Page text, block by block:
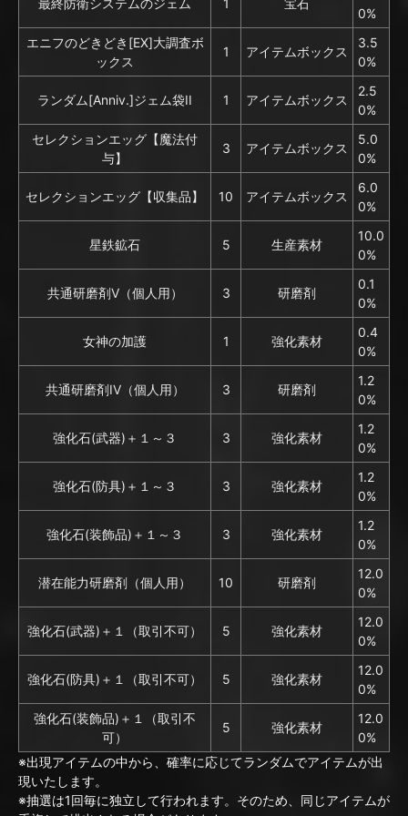
0%
エニフのどきどき[EX]大調査ボ
ックス
1 アイテムボックス
3.5
0%
ランダム[Anniv.]ジェム袋II 1 アイテムボックス
2.5
0%
セレクションエッグ【魔法付
与】
3 アイテムボックス
5.0
0%
セレクションエッグ【収集品】 10 アイテムボックス
6.0
0%
星鉄鉱石 5 生産素材
10.0
0%
共通研磨剤V（個人用） 3 研磨剤
0.1
0%
女神の加護 1 強化素材
0.4
0%
共通研磨剤IV（個人用） 3 研磨剤
1.2
0%
強化石(武器)＋１～３ 3 強化素材
1.2
0%
強化石(防具)＋１～３ 3 強化素材
1.2
0%
強化石(装飾品)＋１～３ 3 強化素材
1.2
0%
潜在能力研磨剤（個人用） 10 研磨剤
12.0
0%
強化石(武器)＋１（取引不可） 5 強化素材
12.0
0%
強化石(防具)＋１（取引不可） 5 強化素材
12.0
0%
強化石(装飾品)＋１（取引不
可）
5 強化素材
12.0
0%
※出現アイテムの中から、確率に応じてランダムでアイテムが出
現いたします。
※抽選は1回毎に独立して行われます。そのため、同じアイテムが